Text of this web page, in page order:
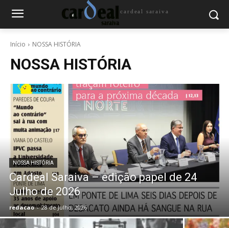
cardeal saraiva
Início NOSSA HISTÓRIA
NOSSA HISTÓRIA
NOSSA HISTÓRIA
Cardeal Saraiva – edição papel de 24
Julho de 2026
redacao - 28 de Julho, 2026